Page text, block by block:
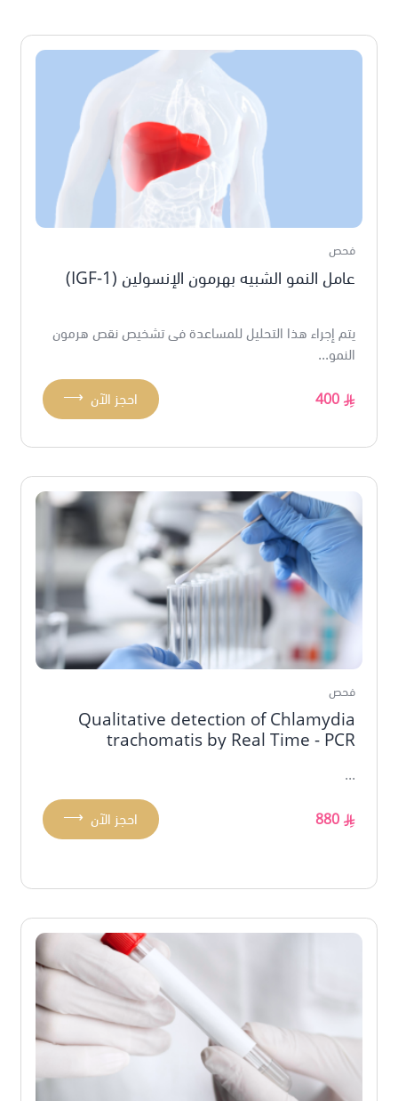
فحص
عامل النمو الشبيه بهرمون الإنسولين (1-IGF)
يتم إجراء هذا التحليل للمساعدة فى تشخيص نقص هرمون
النمو...
400
⟶ احجز الآن
فحص
Qualitative detection of Chlamydia
trachomatis by Real Time - PCR
...
880
⟶ احجز الآن